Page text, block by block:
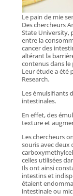
Le pain de mie
Des chercheurs
State University,
entre la
cancer des
altérant la
contenus dans le
Leur étude a été
Research.
Les émulsifiants
intestinales.
En effet, des
texture et
Les chercheurs
souris avec deux
celles utilisées
Ils ont ainsi
intestins et
étaient
intestinale ou